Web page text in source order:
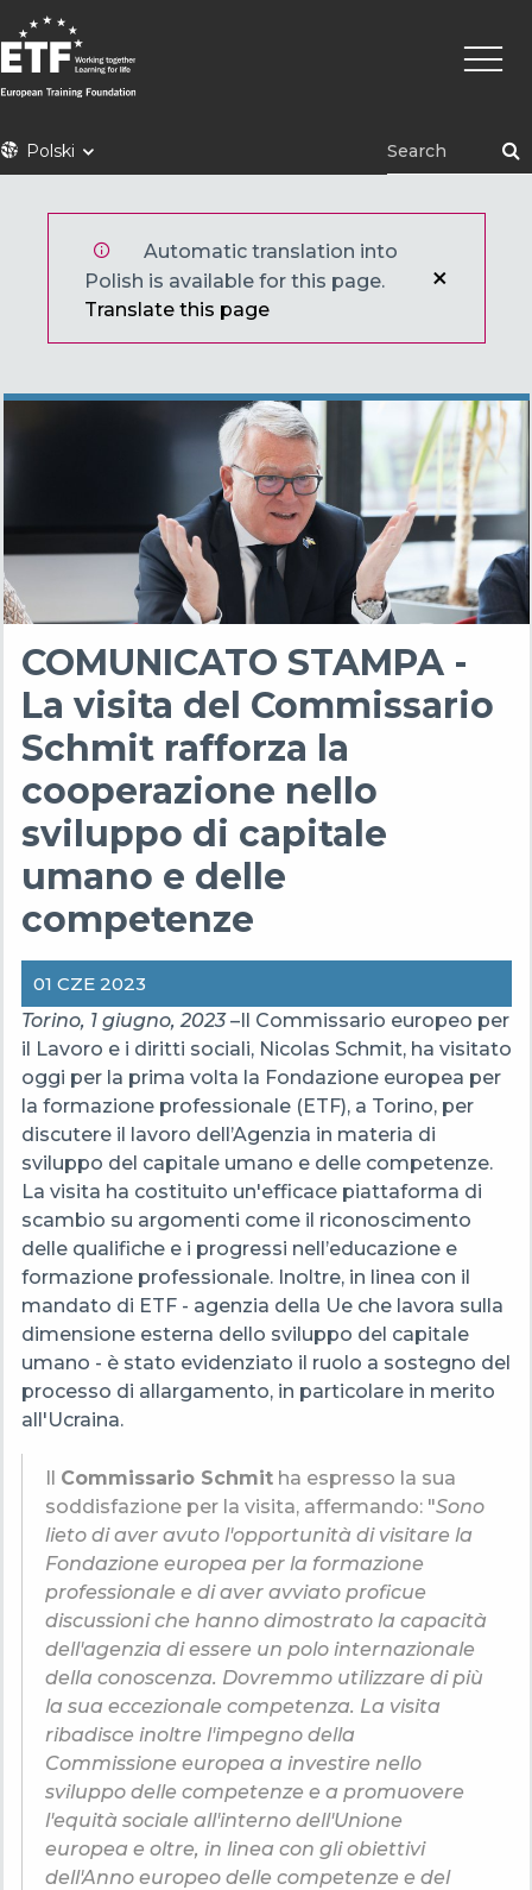
Przejdź
do
treści
ETFPolski
Automatic translation into
Polish is available for this page.
Translate this page
COMUNICATO STAMPA -
La visita del Commissario
Schmit rafforza la
cooperazione nello
sviluppo di capitale
umano e delle
competenze
01 CZE 2023
Torino, 1 giugno, 2023–Il Commissario europeo per
il Lavoro e i diritti sociali, Nicolas Schmit, ha visitato
oggi per la prima volta la Fondazione europea per
la formazione professionale (ETF), a Torino, per
discutere il lavoro dell’Agenzia in materia di
sviluppo del capitale umano e delle competenze.
La visita ha costituito un'efficace piattaforma di
scambio su argomenti come il riconoscimento
delle qualifiche e i progressi nell’educazione e
formazione professionale. Inoltre, in linea con il
mandato di ETF - agenzia della Ue che lavora sulla
dimensione esterna dello sviluppo del capitale
umano - è stato evidenziato il ruolo a sostegno del
processo di allargamento, in particolare in merito
all'Ucraina.
Il Commissario Schmitha espresso la sua
soddisfazione per la visita, affermando: "Sono
lieto di aver avuto l'opportunità di visitare la
Fondazione europea per la formazione
professionale e di aver avviato proficue
discussioni che hanno dimostrato la capacità
dell'agenzia di essere un polo internazionale
della conoscenza. Dovremmo utilizzare di più
la sua eccezionale competenza. La visita
ribadisce inoltre l'impegno della
Commissione europea a investire nello
sviluppo delle competenze e a promuovere
l'equità sociale all'interno dell'Unione
europea e oltre, in linea con gli obiettivi
dell'Anno europeo delle competenze e del